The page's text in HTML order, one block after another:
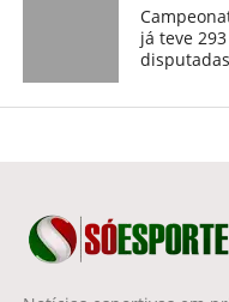
já teve
disputadas